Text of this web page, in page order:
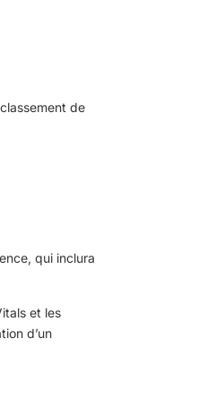
de
qui inclura
et les
d’un